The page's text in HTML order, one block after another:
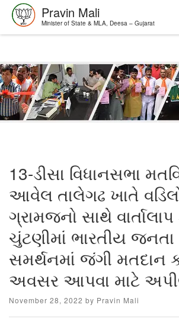
Skip
to
content
Pravin Mali
Minister of State & MLA, Deesa – Gujarat
13-ડીસા વિધાનસભા
આવેલ તાલેગઢ ખાતે
ગ્રામજનો સાથે વાર્તાલાપ
ચુંટણીમાં ભારતીય જનતા
સમર્થનમાં જંગી મતદાન
અવસર આપવા માટે
Posted
November 28, 2022 by Pravin Mali